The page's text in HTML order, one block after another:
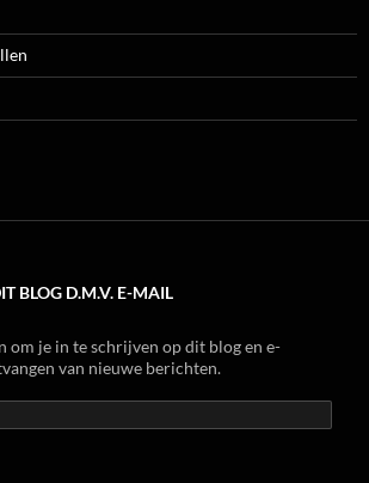
BLOG D.M.V. E-MAIL
om je in te schrijven op dit blog en e-
van nieuwe berichten.